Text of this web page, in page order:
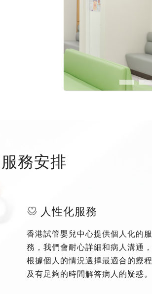
務安排
人性化服務
香港試管嬰兒中心提供個人化的服
務，我們會耐心詳細和病人溝通，
根據個人的情況選擇最適合的療程
及有足夠的時間解答病人的疑惑。